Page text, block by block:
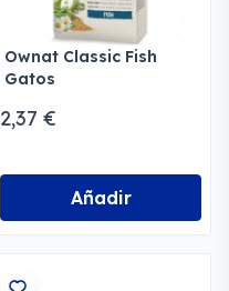
Ownat Classic Fish
Gatos
2,37 €
Añadir